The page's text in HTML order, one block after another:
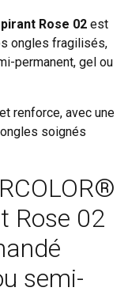
Rose 02 est
ongles fragilisés,
permanent, gel ou
renforce, avec une
soignés
Rose 02
semi-